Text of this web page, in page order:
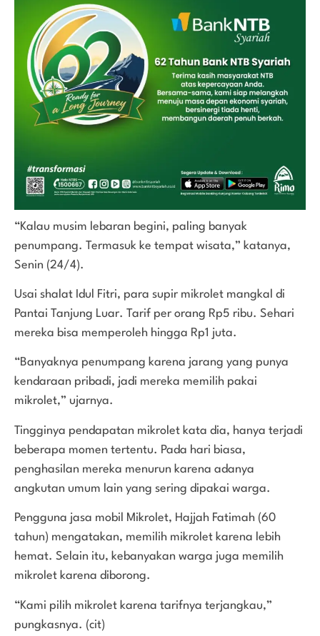
“Kalau musim lebaran begini, paling banyak
penumpang. Termasuk ke tempat wisata,” katanya,
Senin (24/4).
Usai shalat Idul Fitri, para supir mikrolet mangkal di
Pantai Tanjung Luar. Tarif per orang Rp5 ribu. Sehari
mereka bisa memperoleh hingga Rp1 juta.
“Banyaknya penumpang karena jarang yang punya
kendaraan pribadi, jadi mereka memilih pakai
mikrolet,” ujarnya.
Tingginya pendapatan mikrolet kata dia, hanya terjadi
beberapa momen tertentu. Pada hari biasa,
penghasilan mereka menurun karena adanya
angkutan umum lain yang sering dipakai warga.
Pengguna jasa mobil Mikrolet, Hajjah Fatimah (60
tahun) mengatakan, memilih mikrolet karena lebih
hemat. Selain itu, kebanyakan warga juga memilih
mikrolet karena diborong.
“Kami pilih mikrolet karena tarifnya terjangkau,”
pungkasnya. (cit)